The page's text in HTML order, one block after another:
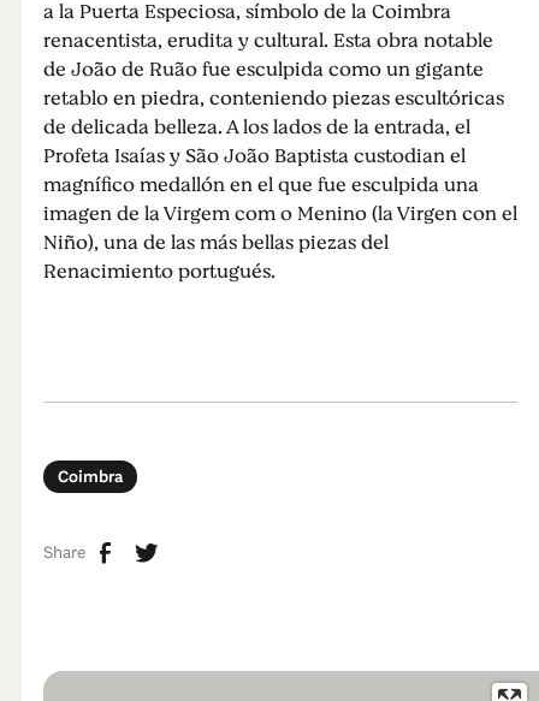
a la Puerta Especiosa, símbolo de la Coimbra
renacentista, erudita y cultural. Esta obra notable
de João de Ruão fue esculpida como un gigante
retablo en piedra, conteniendo piezas escultóricas
de delicada belleza. A los lados de la entrada, el
Profeta Isaías y São João Baptista custodian el
magnífico medallón en el que fue esculpida una
imagen de la Virgem com o Menino (la Virgen con el
Niño), una de las más bellas piezas del
Renacimiento portugués.
Coimbra
Share